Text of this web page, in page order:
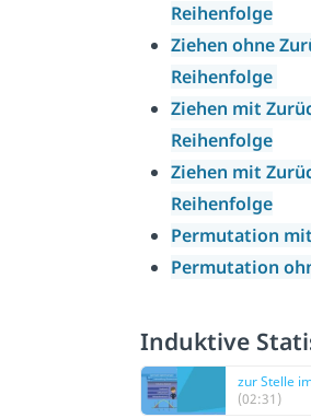
Reihenfolge
Ziehen ohne
Reihenfolge
Ziehen mit
Reihenfolge
Ziehen mit
Reihenfolge
Permutation
Permutation
Induktive
zur Stelle
(02:31)